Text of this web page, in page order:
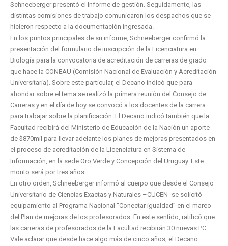
Schneeberger presentó el Informe de gestión. Seguidamente, las
distintas comisiones de trabajo comunicaron los despachos que se
hicieron respecto a la documentación ingresada.
En los puntos principales de su informe, Schneeberger confirmó la
presentación del formulario de inscripción de la Licenciatura en
Biología para la convocatoria de acreditación de carreras de grado
que hace la CONEAU (Comisión Nacional de Evaluación y Acreditación
Universitaria). Sobre este particular, el Decano indicó que para
ahondar sobre el tema se realizó la primera reunión del Consejo de
Carreras y en el día de hoy se convocó a los docentes de la carrera
para trabajar sobre la planificación. El Decano indicó también que la
Facultad recibirá del Ministerio de Educación de la Nación un aporte
de $870mil para llevar adelante los planes de mejoras presentados en
el proceso de acreditación de la Licenciatura en Sistema de
Información, en la sede Oro Verde y Concepción del Uruguay. Este
monto será por tres años.
En otro orden, Schneeberger informó al cuerpo que desde el Consejo
Universitario de Ciencias Exactas y Naturales –CUCEN- se solicitó
equipamiento al Programa Nacional “Conectar igualdad” en el marco
del Plan de mejoras de los profesorados. En este sentido, ratificó que
las carreras de profesorados de la Facultad recibirán 30 nuevas PC.
Vale aclarar que desde hace algo más de cinco años, el Decano